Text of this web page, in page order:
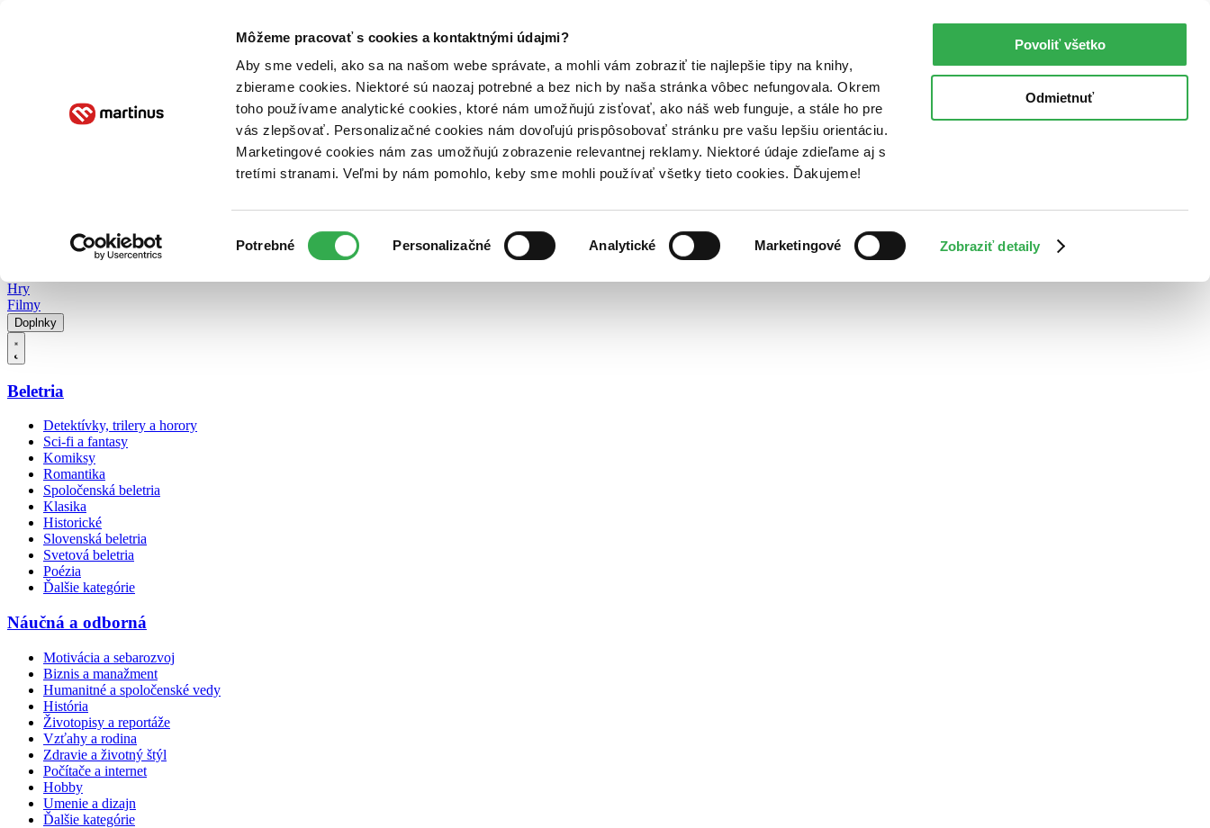
Môžeme pracovať s cookies a kontaktnými údajmi?
Aby sme vedeli, ako sa na našom webe správate, a mohli vám zobraziť tie najlepšie tipy na knihy,
zbierame cookies. Niektoré sú naozaj potrebné a bez nich by naša stránka vôbec nefungovala. Okrem
toho používame analytické cookies, ktoré nám umožňujú zisťovať, ako náš web funguje, a stále ho pre
vás zlepšovať. Personalizačné cookies nám dovoľujú prispôsobovať stránku pre vašu lepšiu orientáciu.
Marketingové cookies nám zas umožňujú zobrazenie relevantnej reklamy. Niektoré údaje zdieľame aj s
tretími stranami. Veľmi by nám pomohlo, keby sme mohli používať všetky tieto cookies. Ďakujeme!
súhlasu
Potrebné Personalizačné Analytické Marketingové Zobraziť detaily
Povoliť všetko
Odmietnuť
Poukážky Kontakt
Hry
Filmy
Doplnky
Beletria
Detektívky, trilery a horory
Sci-fi a fantasy
Komiksy
Romantika
Spoločenská beletria
Klasika
Historické
Slovenská beletria
Svetová beletria
Poézia
Ďalšie kategórie
Náučná a odborná
Motivácia a sebarozvoj
Biznis a manažment
Humanitné a spoločenské vedy
História
Životopisy a reportáže
Vzťahy a rodina
Zdravie a životný štýl
Počítače a internet
Hobby
Umenie a dizajn
Ďalšie kategórie